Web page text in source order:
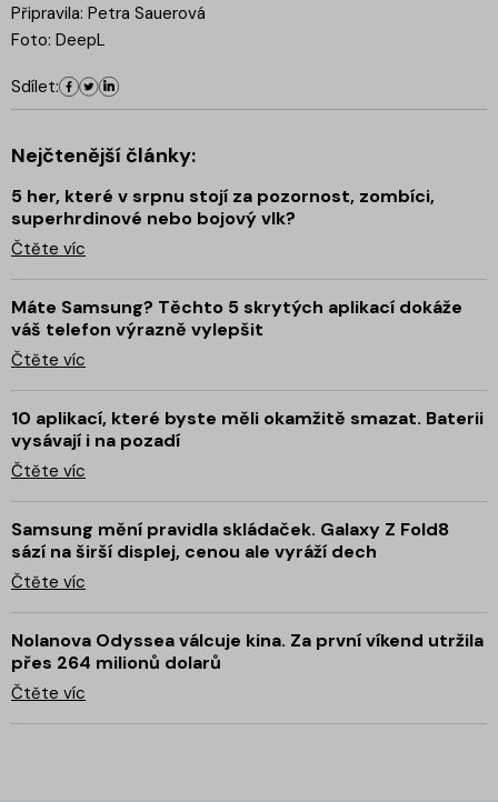
Připravila: Petra Sauerová
Foto: DeepL
Sdílet:
Nejčtenější články:
5 her, které v srpnu stojí za pozornost, zombíci,
superhrdinové nebo bojový vlk?
Čtěte víc
Máte Samsung? Těchto 5 skrytých aplikací dokáže
váš telefon výrazně vylepšit
Čtěte víc
10 aplikací, které byste měli okamžitě smazat. Baterii
vysávají i na pozadí
Čtěte víc
Samsung mění pravidla skládaček. Galaxy Z Fold8
sází na širší displej, cenou ale vyráží dech
Čtěte víc
Nolanova Odyssea válcuje kina. Za první víkend utržila
přes 264 milionů dolarů
Čtěte víc